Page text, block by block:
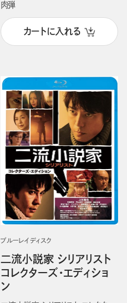
肉弾
カートに入れる
ブルーレイディスク
二流小説家 シリアリスト
コレクターズ・エディショ
ン